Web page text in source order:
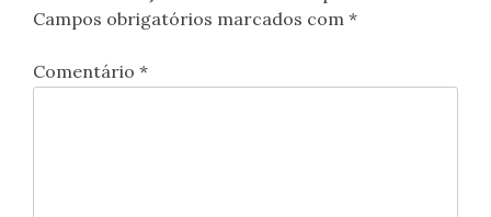
Campos obrigatórios marcados com *
Comentário *